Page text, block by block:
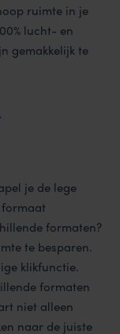
ruimte in je
lucht- en
gemakkelijk te
je de lege
formaten?
te besparen.
klikfunctie.
formaten
niet alleen
naar de juiste